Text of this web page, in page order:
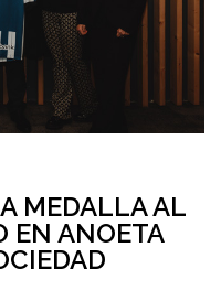
MEDALLA AL
EN ANOETA